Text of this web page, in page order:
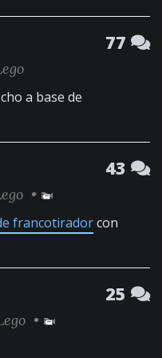
77
a base de
43
•
francotiradorcon
25
•